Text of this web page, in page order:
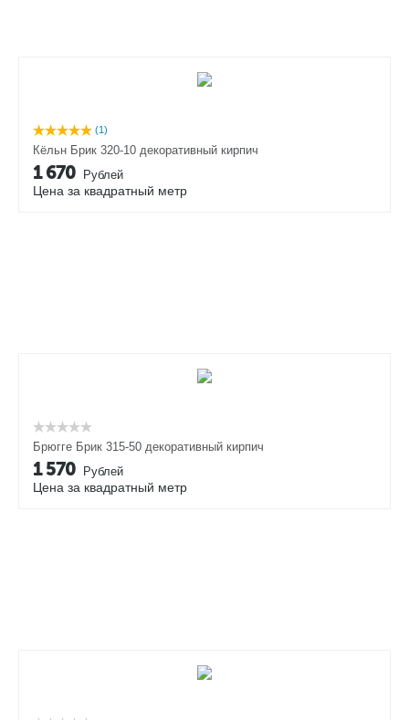
(1)
Кёльн Брик 320-10 декоративный кирпич
1 670 Рублей
Цена за квадратный метр
Брюгге Брик 315-50 декоративный кирпич
1 570 Рублей
Цена за квадратный метр